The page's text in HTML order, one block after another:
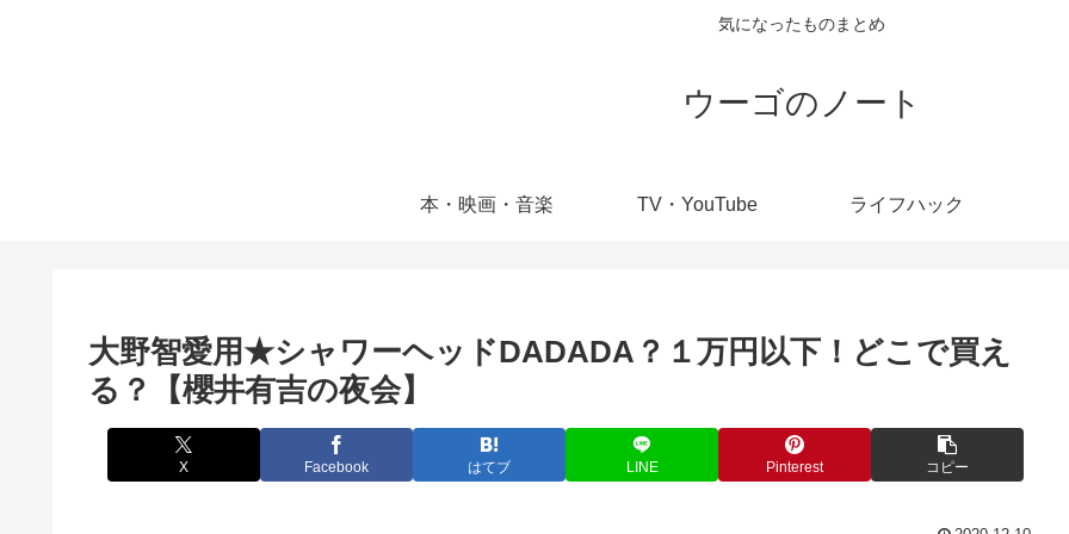
気になったものまとめ
ウーゴのノート
本・映画・音楽 TV・YouTube ライフハック
大野智愛用★シャワーヘッドDADADA？１万円以下！どこで買え
る？【櫻井有吉の夜会】
X Facebook はてブ LINE Pinterest コピー